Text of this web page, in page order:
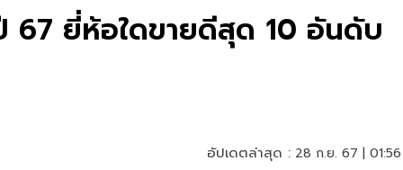
67 ยี่ห้อใดขายดีสุด 10 อันดับ
อัปเดตล่าสุด : 28 ก.ย. 67 |